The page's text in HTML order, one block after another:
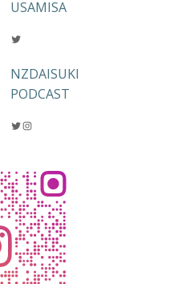
USAMISA
Twitter
NZDAISUKI
PODCAST
Twitter Instagram